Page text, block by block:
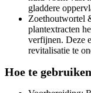
gladdere
Zoethoutwortel
plantextracten
verfijnen. Deze
revitalisatie te
Hoe te gebruiken